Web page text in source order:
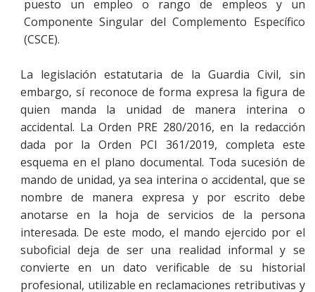
puesto un empleo o rango de empleos y un
Componente Singular del Complemento Específico
(CSCE).
La legislación estatutaria de la Guardia Civil, sin
embargo, sí reconoce de forma expresa la figura de
quien manda la unidad de manera interina o
accidental. La Orden PRE 280/2016, en la redacción
dada por la Orden PCI 361/2019, completa este
esquema en el plano documental. Toda sucesión de
mando de unidad, ya sea interina o accidental, que se
nombre de manera expresa y por escrito debe
anotarse en la hoja de servicios de la persona
interesada. De este modo, el mando ejercido por el
suboficial deja de ser una realidad informal y se
convierte en un dato verificable de su historial
profesional, utilizable en reclamaciones retributivas y